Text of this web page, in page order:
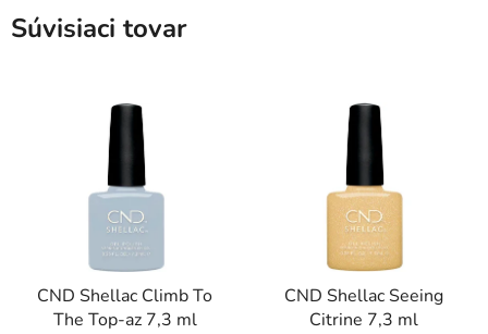
Súvisiaci tovar
CND Shellac Climb To
The Top-az 7,3 ml
CND Shellac Seeing
Citrine 7,3 ml